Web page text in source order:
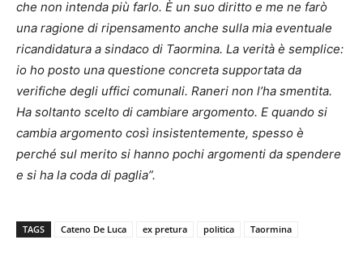
che non intenda più farlo. È un suo diritto e me ne farò
una ragione di ripensamento anche sulla mia eventuale
ricandidatura a sindaco di Taormina. La verità è semplice:
io ho posto una questione concreta supportata da
verifiche degli uffici comunali. Raneri non l’ha smentita.
Ha soltanto scelto di cambiare argomento. E quando si
cambia argomento così insistentemente, spesso è
perché sul merito si hanno pochi argomenti da spendere
e si ha la coda di paglia”.
TAGS Cateno De Luca ex pretura politica Taormina